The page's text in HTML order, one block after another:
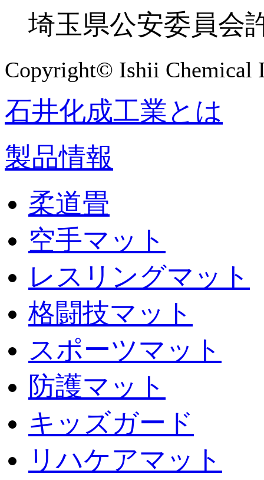
埼玉県公安委員会
Copyright© Ishii Chemical
石井化成工業とは
製品情報
柔道畳
空手マット
レスリングマット
格闘技マット
スポーツマット
防護マット
キッズガード
リハケアマット